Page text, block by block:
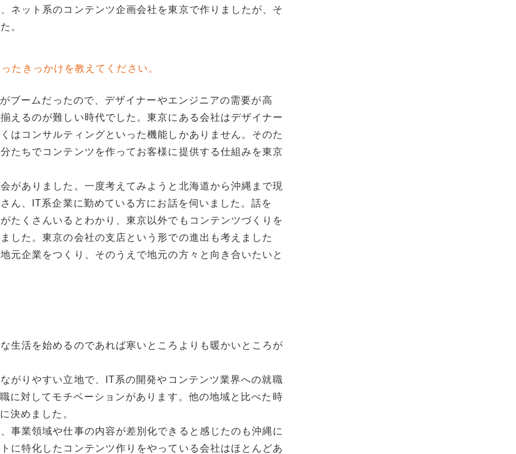
ネット系のコンテンツ企画会社を東京で作りましたが、そ
。
たきっかけを教えてください。
ブームだったので、デザイナーやエンジニアの需要が高
えるのが難しい時代でした。東京にある会社はデザイナー
はコンサルティングといった機能しかありません。そのた
たちでコンテンツを作ってお客様に提供する仕組みを東京
がありました。一度考えてみようと北海道から沖縄まで現
ん、IT系企業に勤めている方にお話を伺いました。話を
たくさんいるとわかり、東京以外でもコンテンツづくりを
した。東京の会社の支店という形での進出も考えました
元企業をつくり、そのうえで地元の方々と向き合いたいと
生活を始めるのであれば寒いところよりも暖かいところが
がりやすい立地で、IT系の開発やコンテンツ業界への就職
に対してモチベーションがあります。他の地域と比べた時
決めました。
事業領域や仕事の内容が差別化できると感じたのも沖縄に
に特化したコンテンツ作りをやっている会社はほとんどあ